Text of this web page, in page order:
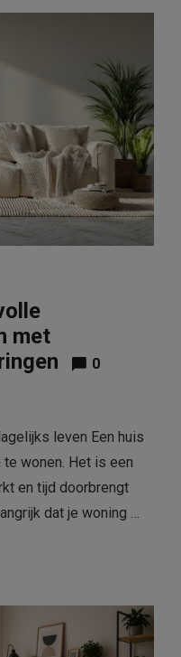
met
0
leven Een huis
wonen. Het is een
en tijd doorbrengt
dat je woning …